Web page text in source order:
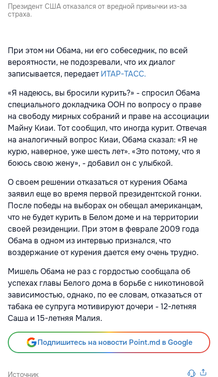
Президент США отказался от вредной привычки из-за
страха.
При этом ни Обама, ни его собеседник, по всей
вероятности, не подозревали, что их диалог
записывается, передаетИТАР-ТАСС.
«Я надеюсь, вы бросили курить?» - спросил Обама
специального докладчика ООН по вопросу о праве
на свободу мирных собраний и праве на ассоциации
Майну Киаи. Тот сообщил, что иногда курит. Отвечая
на аналогичный вопрос Киаи, Обама сказал: «Я не
курю, наверное, уже шесть лет». «Это потому, что я
боюсь свою жену», - добавил он с улыбкой.
О своем решении отказаться от курения Обама
заявил еще во время первой президентской гонки.
После победы на выборах он обещал американцам,
что не будет курить в Белом доме и на территории
своей резиденции. При этом в феврале 2009 года
Обама в одном из интервью признался, что
воздержание от курения дается ему очень трудно.
Мишель Обама не раз с гордостью сообщала об
успехах главы Белого дома в борьбе с никотиновой
зависимостью, однако, по ее словам, отказаться от
табака ее супруга мотивируют дочери - 12-летняя
Саша и 15-летняя Малия.
Подпишитесь на новости Point.md в Google
Источник